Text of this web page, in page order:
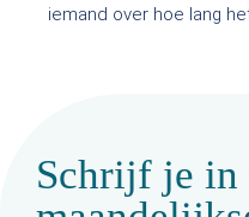
iemand over hoe lang
Schrijf je in